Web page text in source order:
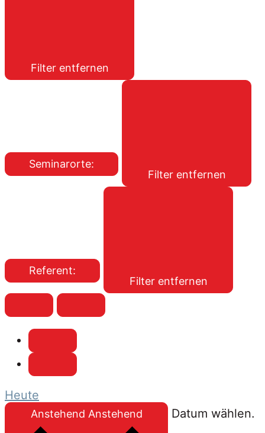
Filter entfernen
Seminarorte:
Filter entfernen
Referent:
Filter entfernen
Heute
Anstehend Anstehend Datum wählen.